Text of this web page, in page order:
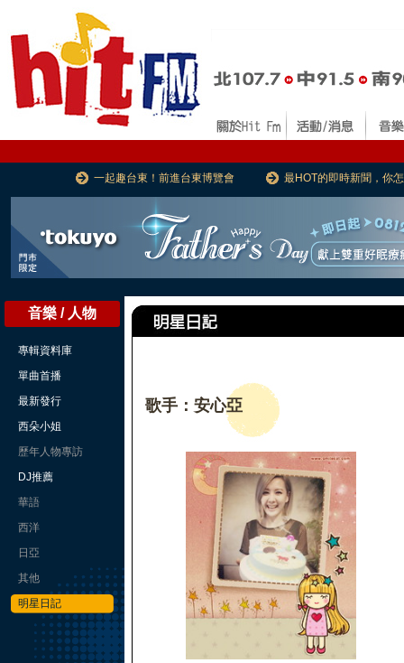
一起趣台東！前進台東博覽會 最HOT的即時新聞，你
音樂 / 人物
專輯資料庫
單曲首播
最新發行
西朵小姐
歷年人物專訪
DJ推薦
華語
西洋
日亞
其他
明星日記
歌手：安心亞